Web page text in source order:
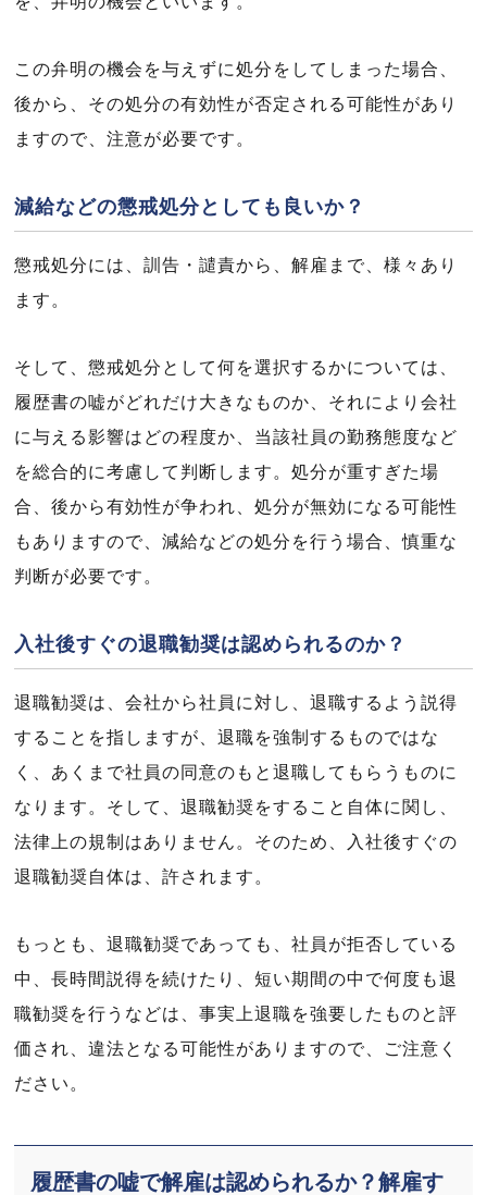
この弁明の機会を与えずに処分をしてしまった場合、
後から、その処分の有効性が否定される可能性があり
ますので、注意が必要です。
減給などの懲戒処分としても良いか？
懲戒処分には、訓告・譴責から、解雇まで、様々あり
ます。
そして、懲戒処分として何を選択するかについては、
履歴書の嘘がどれだけ大きなものか、それにより会社
に与える影響はどの程度か、当該社員の勤務態度など
を総合的に考慮して判断します。処分が重すぎた場
合、後から有効性が争われ、処分が無効になる可能性
もありますので、減給などの処分を行う場合、慎重な
判断が必要です。
入社後すぐの退職勧奨は認められるのか？
退職勧奨は、会社から社員に対し、退職するよう説得
することを指しますが、退職を強制するものではな
く、あくまで社員の同意のもと退職してもらうものに
なります。そして、退職勧奨をすること自体に関し、
法律上の規制はありません。そのため、入社後すぐの
退職勧奨自体は、許されます。
もっとも、退職勧奨であっても、社員が拒否している
中、長時間説得を続けたり、短い期間の中で何度も退
職勧奨を行うなどは、事実上退職を強要したものと評
価され、違法となる可能性がありますので、ご注意く
ださい。
履歴書の嘘で解雇は認められるか？解雇す